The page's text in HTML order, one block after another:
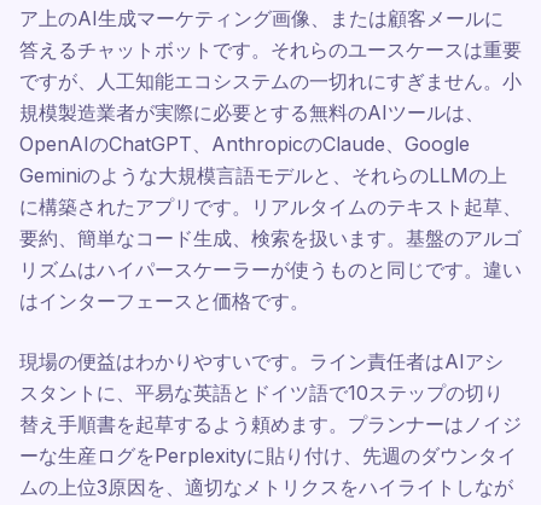
ア上のAI生成マーケティング画像、または顧客メールに
答えるチャットボットです。それらのユースケースは重要
ですが、人工知能エコシステムの一切れにすぎません。小
規模製造業者が実際に必要とする無料のAIツールは、
OpenAIのChatGPT、AnthropicのClaude、Google
Geminiのような大規模言語モデルと、それらのLLMの上
に構築されたアプリです。リアルタイムのテキスト起草、
要約、簡単なコード生成、検索を扱います。基盤のアルゴ
リズムはハイパースケーラーが使うものと同じです。違い
はインターフェースと価格です。
現場の便益はわかりやすいです。ライン責任者はAIアシ
スタントに、平易な英語とドイツ語で10ステップの切り
替え手順書を起草するよう頼めます。プランナーはノイジ
ーな生産ログをPerplexityに貼り付け、先週のダウンタイ
ムの上位3原因を、適切なメトリクスをハイライトしなが